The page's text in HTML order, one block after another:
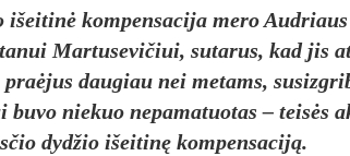
išei­tinė kom­pen­sa­ci­ja me­ro
Mar­tu­se­vi­čiui, su­ta­rus, kad jis
dau­giau nei me­tams,
nie­kuo ne­pa­ma­tuo­tas – teisės
dyd­žio išei­tinę kom­pen­sa­ciją.